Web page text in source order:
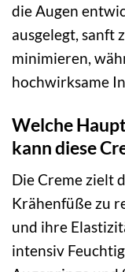
die Augen
ausgelegt, sanft
minimieren,
hochwirksame
Welche
kann diese
Die Creme zielt
Krähenfüße zu
und ihre
intensiv